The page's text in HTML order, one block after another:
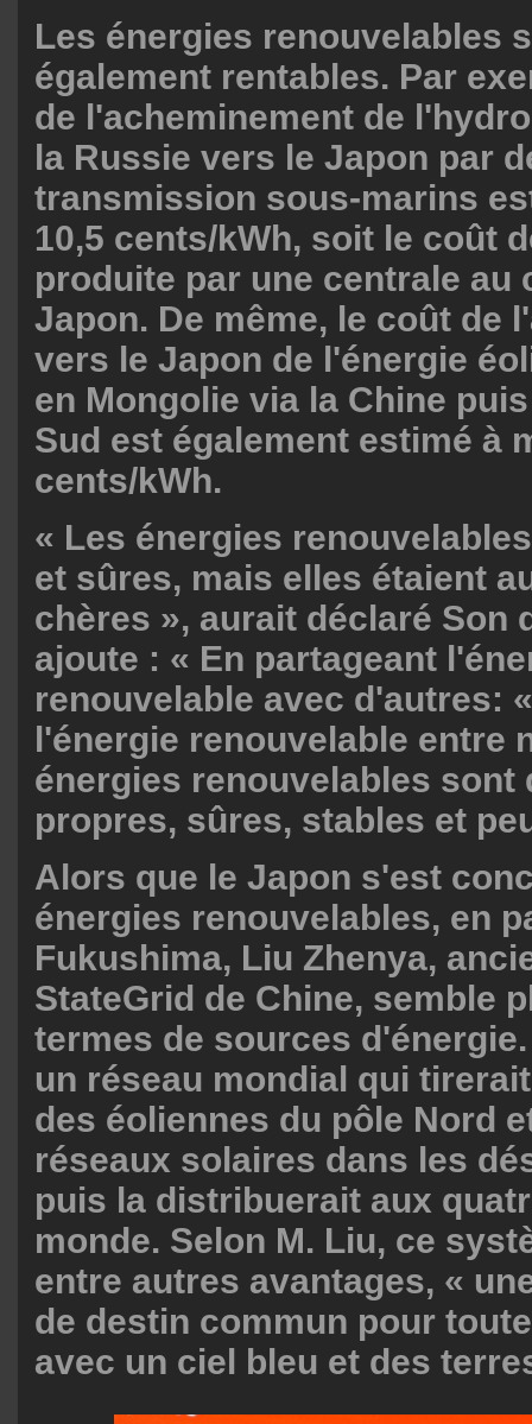
Les énergies renouvelables
également rentables. Par
de l'acheminement de
la Russie vers le Japon par
transmission sous-marins
10,5 cents/kWh, soit le coût
produite par une centrale au
Japon. De même, le coût de
vers le Japon de l'énergie
en Mongolie via la Chine
Sud est également estimé à
cents/kWh.
« Les énergies
et sûres, mais elles étaient
chères », aurait déclaré Son
ajoute : « En partageant
renouvelable avec d'autres:
l'énergie renouvelable entre
énergies renouvelables sont
propres, sûres, stables et
Alors que le Japon s'est
énergies renouvelables, en
Fukushima, Liu Zhenya,
StateGrid de Chine, semble
termes de sources
un réseau mondial qui
des éoliennes du pôle Nord
réseaux solaires dans les
puis la distribuerait aux
monde. Selon M. Liu, ce
entre autres avantages, «
de destin commun pour
avec un ciel bleu et des